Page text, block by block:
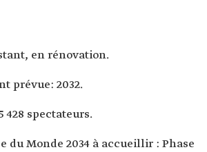
en rénovation.
prévue: 2032.
428 spectateurs.
du Monde 2034 à accueillir : Phase